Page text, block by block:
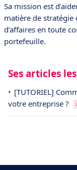
Sa mission est
matière de stratégie
d’affaires en toute
portefeuille.
Ses articles
[TUTORIEL]
votre entreprise ?